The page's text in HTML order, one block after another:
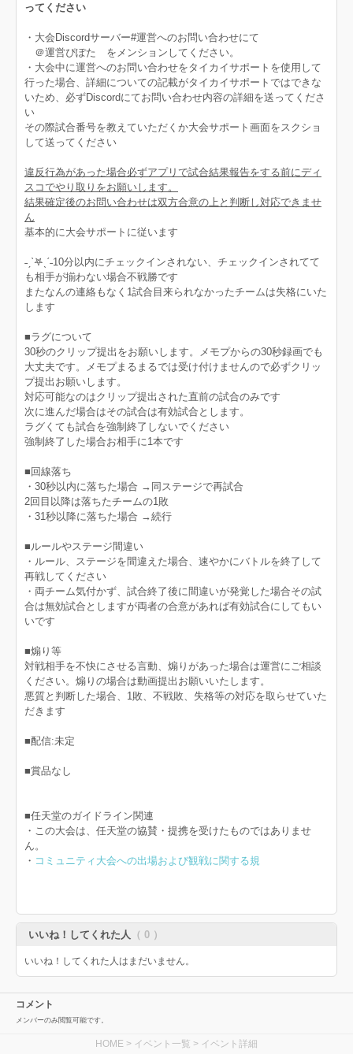
ってください
・大会Discordサーバー#運営へのお問い合わせにて
＠運営ぴぽた をメンションしてください。
・大会中に運営へのお問い合わせをタイカイサポートを使用して
行った場合、詳細についての記載がタイカイサポートではできな
いため、必ずDiscordにてお問い合わせ内容の詳細を送ってくださ
い
その際試合番号を教えていただくか大会サポート画面をスクショ
して送ってください
違反行為があった場合必ずアプリで試合結果報告をする前にディ
スコでやり取りをお願いします。
結果確定後のお問い合わせは双方合意の上と判断し対応できませ
ん
基本的に大会サポートに従います
˗ˏˋ𖤐ˎˊ˗10分以内にチェックインされない、チェックインされてて
も相手が揃わない場合不戦勝です
またなんの連絡もなく1試合目来られなかったチームは失格にいた
します
■ラグについて
30秒のクリップ提出をお願いします。メモプからの30秒録画でも
大丈夫です。メモプまるまるでは受け付けませんので必ずクリッ
プ提出お願いします。
対応可能なのはクリップ提出された直前の試合のみです
次に進んだ場合はその試合は有効試合とします。
ラグくても試合を強制終了しないでください
強制終了した場合お相手に1本です
■回線落ち
・30秒以内に落ちた場合 →同ステージで再試合
2回目以降は落ちたチームの1敗
・31秒以降に落ちた場合 →続行
■ルールやステージ間違い
・ルール、ステージを間違えた場合、速やかにバトルを終了して
再戦してください
・両チーム気付かず、試合終了後に間違いが発覚した場合その試
合は無効試合としますが両者の合意があれば有効試合にしてもい
いです
■煽り等
対戦相手を不快にさせる言動、煽りがあった場合は運営にご相談
ください。煽りの場合は動画提出お願いいたします。
悪質と判断した場合、1敗、不戦敗、失格等の対応を取らせていた
だきます
■配信:未定
■賞品なし
■任天堂のガイドライン関連
・この大会は、任天堂の協賛・提携を受けたものではありませ
ん。
・ コミュニティ大会への出場および観戦に関する規
いいね！してくれた人 （ 0 ）
いいね！してくれた人はまだいません。
コメント
メンバーのみ閲覧可能です。
HOME > イベント一覧 > イベント詳細